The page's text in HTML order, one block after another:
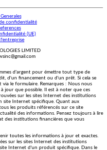
confidentialité
(UE)
LIMITED
d'argent pour émettre tout type de
d'un financement ou d'un prêt. Si cela se
le formulaire. Remarques : Nous nous
jour que possible. Il est à noter que ces
sur les sites Internet des institutions
site Internet spécifique. Quant aux
les produits référencés sur ce site
des informations. Pensez toujours à lire
des institutions financières que vous
toutes les informations à jour et exactes.
sur les sites Internet des institutions
Internet d'un produit spécifique. Dans le